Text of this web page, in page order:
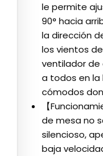
le permite
90° hacia
la dirección
los vientos
ventilador de
a todos en
cómodos
【
de mesa no
silencioso,
baja